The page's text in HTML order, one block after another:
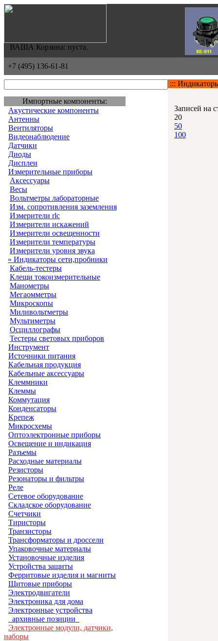
ВАША Корзина: пуста.
+7 (495) 136-61-81
Импортные компоненты:
Акустические компоненты
Антенны
Вентиляторы
Видеонаблюдение
Датчики
Диоды
Дисплеи
Измерительные приборы
Аксессуары
Весы
Вольтметры лабораторные
Изм. сопротивления заземления
Измерители rlc
Измерители искажений
Измерители освещенности
Измерители температуры
Измерители уровня звука
» Индикаторы сети,пробники
Кабель-тестеры
Клещи токоизмерительные
Манометры
Мегаомметры
Микроскопы
Миливольтметры
Мультиметры
Осциллографы
Тестеры световых приборов
Инструмент
Источники питания
Кабельная продукция
Кабельные аксессуары
Клеммники
Клеммы
Коммутация
Конденсаторы
Крепеж
Микросхемы
Оптоэлектронные приборы
Освещение и индикация
Разъемы
Расходные материалы
Резисторы
Резонаторы и фильтры
Реле
Сетевое оборудование
Складское оборудование
Счетчики
Тиристоры
Транзисторы
Трансформаторы и дроссели
Упаковочные материалы
Установочные изделия
Устройства защиты
Ферритовые изделия и магниты
Щитовые приборы
Электродвигатели
Электроника для дома
Электронные устройства
_архивные позиции_
Электронные модули, датчики,
наборы
:::
Записей на
20
50
100